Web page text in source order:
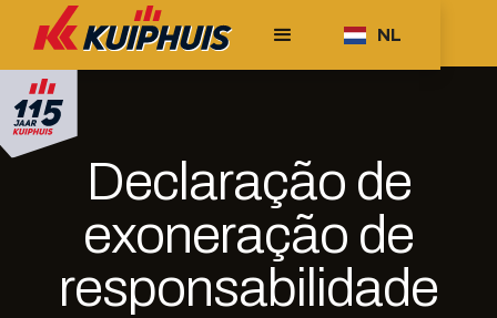
NL
Declaração de
exoneração de
responsabilidade